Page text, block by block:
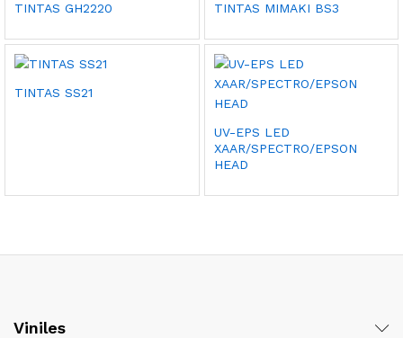
hasta
$250.00
TINTAS GH2220 TINTAS MIMAKI BS3
TINTAS SS21
UV-EPS LED
XAAR/SPECTRO/EPSON
HEAD
Viniles